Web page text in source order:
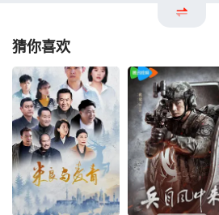
猜你喜欢